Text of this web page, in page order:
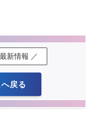
新情報 ／
戻る